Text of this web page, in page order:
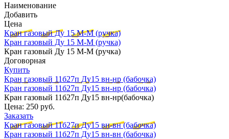
Наименование
Добавить
Цена
Кран газовый Ду 15 М-М (ручка)
Кран газовый Ду 15 М-М (ручка)
Кран газовый Ду 15 М-М (ручка)
Договорная
Купить
Кран газовый 11б27п Ду15 вн-нр (бабочка)
Кран газовый 11б27п Ду15 вн-нр (бабочка)
Кран газовый 11б27п Ду15 вн-нр(бабочка)
Цена: 250 руб.
Заказать
Кран газовый 11б27п Ду15 вн-вн (бабочка)
Кран газовый 11б27п Ду15 вн-вн (бабочка)